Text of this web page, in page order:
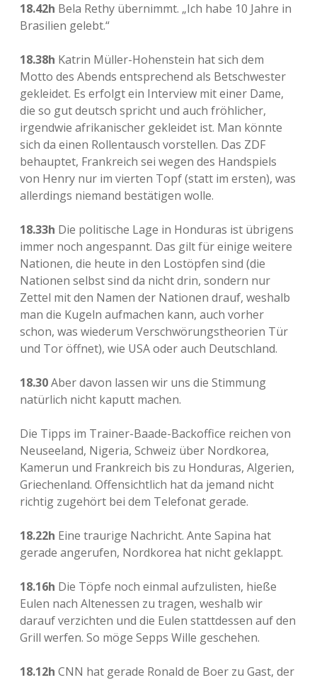
18.42h Bela Rethy übernimmt. „Ich habe 10 Jahre in
Brasilien gelebt.“
18.38h Katrin Müller-Hohenstein hat sich dem
Motto des Abends entsprechend als Betschwester
gekleidet. Es erfolgt ein Interview mit einer Dame,
die so gut deutsch spricht und auch fröhlicher,
irgendwie afrikanischer gekleidet ist. Man könnte
sich da einen Rollentausch vorstellen. Das ZDF
behauptet, Frankreich sei wegen des Handspiels
von Henry nur im vierten Topf (statt im ersten), was
allerdings niemand bestätigen wolle.
18.33h Die politische Lage in Honduras ist übrigens
immer noch angespannt. Das gilt für einige weitere
Nationen, die heute in den Lostöpfen sind (die
Nationen selbst sind da nicht drin, sondern nur
Zettel mit den Namen der Nationen drauf, weshalb
man die Kugeln aufmachen kann, auch vorher
schon, was wiederum Verschwörungstheorien Tür
und Tor öffnet), wie USA oder auch Deutschland.
18.30Aber davon lassen wir uns die Stimmung
natürlich nicht kaputt machen.
Die Tipps im Trainer-Baade-Backoffice reichen von
Neuseeland, Nigeria, Schweiz über Nordkorea,
Kamerun und Frankreich bis zu Honduras, Algerien,
Griechenland. Offensichtlich hat da jemand nicht
richtig zugehört bei dem Telefonat gerade.
18.22h Eine traurige Nachricht. Ante Sapina hat
gerade angerufen, Nordkorea hat nicht geklappt.
18.16h Die Töpfe noch einmal aufzulisten, hieße
Eulen nach Altenessen zu tragen, weshalb wir
darauf verzichten und die Eulen stattdessen auf den
Grill werfen. So möge Sepps Wille geschehen.
18.12h CNN hat gerade Ronald de Boer zu Gast, der